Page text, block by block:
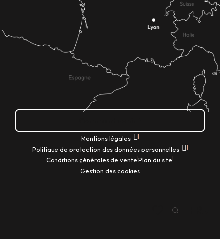
Mentions légales |
Politique de protection des données personnelles |
Conditions générales de vente|Plan du site|
Gestion des cookies